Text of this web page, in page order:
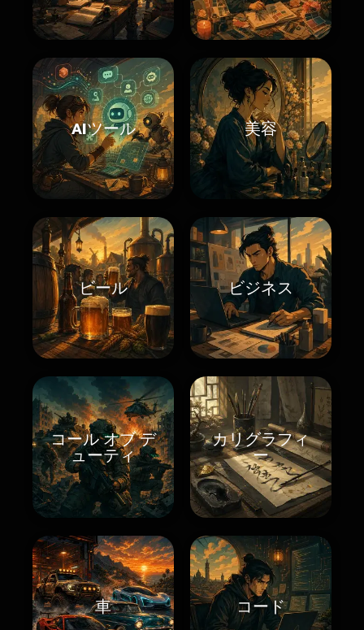
AIツール 美容
ビール ビジネス
コール オブ デ
ューティ
カリグラフィ
ー
車 コード